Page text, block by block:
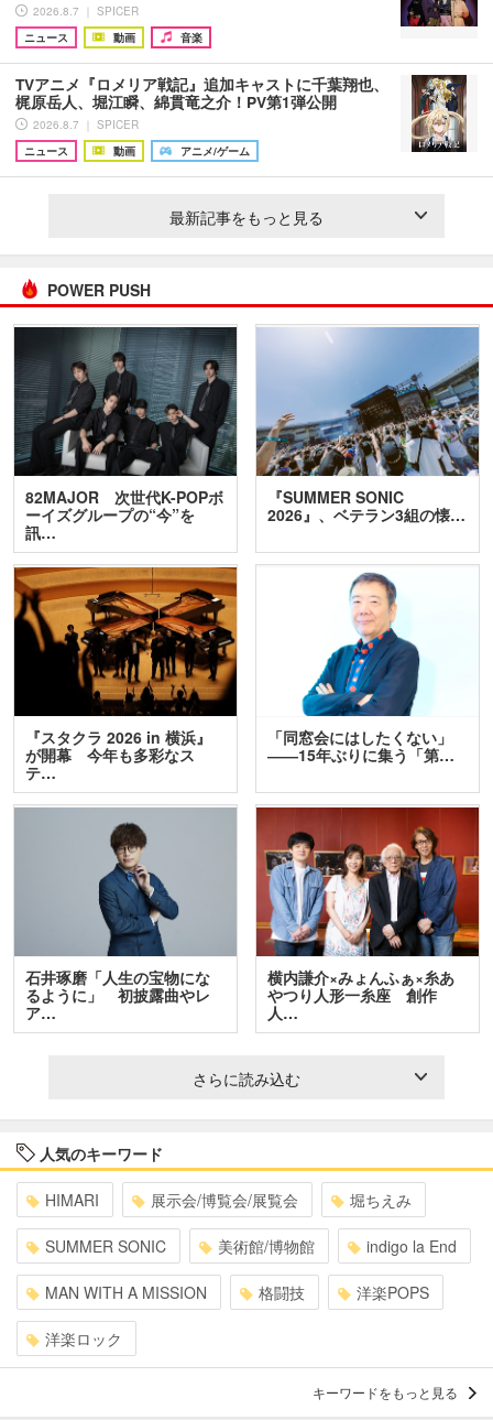
2026.8.7 ｜ SPICER
ニュース
動画 音楽
TVアニメ『ロメリア戦記』追加キャストに千葉翔也、
梶原岳人、堀江瞬、綿貫竜之介！PV第1弾公開
2026.8.7 ｜ SPICER
ニュース
動画 アニメ/ゲーム
最新記事をもっと見る
POWER PUSH
82MAJOR 次世代K-POPボ
ーイズグループの“今”を
訊…
『SUMMER SONIC
2026』、ベテラン3組の懐…
『スタクラ 2026 in 横浜』
が開幕 今年も多彩なス
テ…
「同窓会にはしたくない」
――15年ぶりに集う「第…
石井琢磨「人生の宝物にな
るように」 初披露曲やレ
ア…
横内謙介×みょんふぁ×糸あ
やつり人形一糸座 創作
人…
さらに読み込む
人気のキーワード
HIMARI 展示会/博覧会/展覧会 堀ちえみ
SUMMER SONIC 美術館/博物館 indigo la End
MAN WITH A MISSION 格闘技 洋楽POPS
洋楽ロック
キーワードをもっと見る